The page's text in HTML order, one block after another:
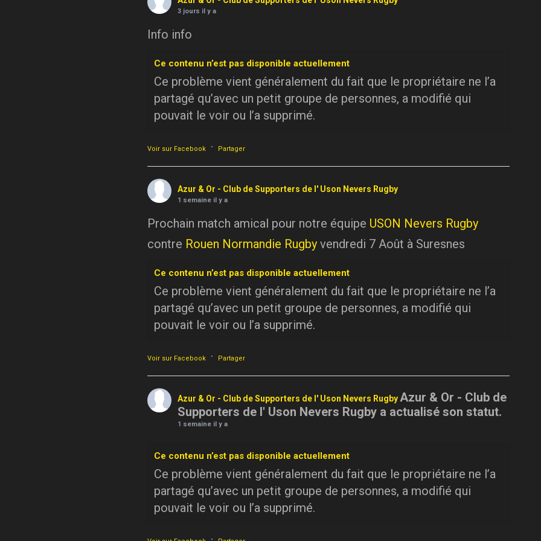
3 jours il y a
Info info
Ce contenu n’est pas disponible actuellement
Ce problème vient généralement du fait que le propriétaire ne l’a
partagé qu’avec un petit groupe de personnes, a modifié qui
pouvait le voir ou l’a supprimé.
Voir sur Facebook · Partager
Azur & Or - Club de Supporters de l' Uson Nevers Rugby
1 semaine il y a
Prochain match amical pour notre équipe USON Nevers Rugby
contre Rouen Normandie Rugby vendredi 7 Août à Suresnes
Ce contenu n’est pas disponible actuellement
Ce problème vient généralement du fait que le propriétaire ne l’a
partagé qu’avec un petit groupe de personnes, a modifié qui
pouvait le voir ou l’a supprimé.
Voir sur Facebook · Partager
Azur & Or - Club de Supporters de l' Uson Nevers RugbyAzur & Or - Club de
Supporters de l' Uson Nevers Rugby a actualisé son statut.
1 semaine il y a
Ce contenu n’est pas disponible actuellement
Ce problème vient généralement du fait que le propriétaire ne l’a
partagé qu’avec un petit groupe de personnes, a modifié qui
pouvait le voir ou l’a supprimé.